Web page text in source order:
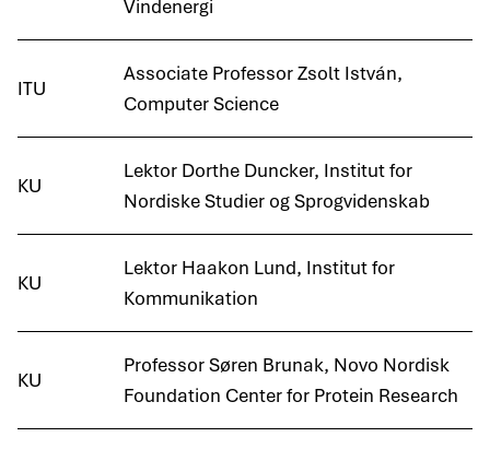
Vindenergi
ITU
Associate Professor Zsolt István,
Computer Science
KU
Lektor Dorthe Duncker, Institut for
Nordiske Studier og Sprogvidenskab
KU
Lektor Haakon Lund, Institut for
Kommunikation
KU
Professor Søren Brunak, Novo Nordisk
Foundation Center for Protein Research